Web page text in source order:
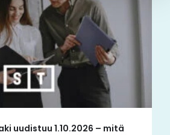
uudistuu 1.10.2026 – mitä
useampi
muunnelma.
Voit
tehdä
valinnat
tuotteen